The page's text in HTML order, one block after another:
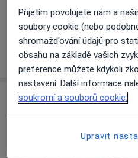
Informace o službách a
Tento specialista ještě
svých
Adresa
Plzeňská 569, Klatovy
Přijetím povolujete nám a
soubory cookie (nebo
shromažďování údajů pro
obsahu na základě vašich
preference můžete kdykoli
nastavení. Další informace
soukromí a souborů cookie.
Upravit